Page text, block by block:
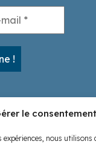
le
nous utilisons